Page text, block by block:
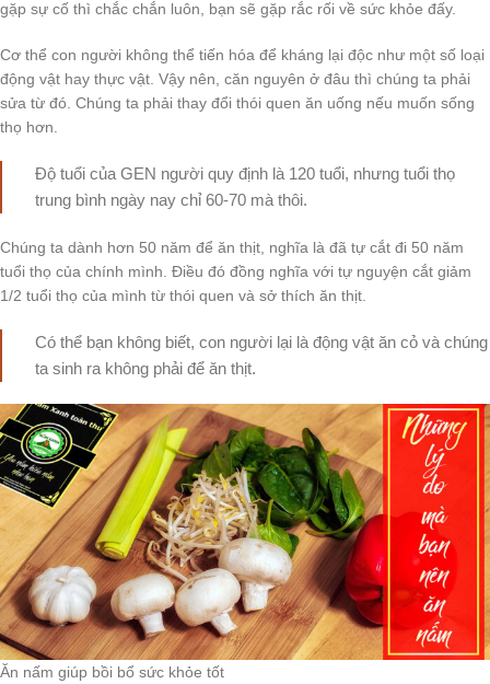
gặp sự cố thì chắc chắn luôn, bạn sẽ gặp rắc rối về sức khỏe đấy.
Cơ thể con người không thể tiến hóa để kháng lại độc như một số loại
động vật hay thực vật. Vậy nên, căn nguyên ở đâu thì chúng ta phải
sửa từ đó. Chúng ta phải thay đổi thói quen ăn uống nếu muốn sống
thọ hơn.
Độ tuổi của GEN người quy định là 120 tuổi, nhưng tuổi thọ
trung bình ngày nay chỉ 60-70 mà thôi.
Chúng ta dành hơn 50 năm để ăn thịt, nghĩa là đã tự cắt đi 50 năm
tuổi thọ của chính mình. Điều đó đồng nghĩa với tự nguyện cắt giảm
1/2 tuổi thọ của mình từ thói quen và sở thích ăn thịt.
Có thể bạn không biết, con người lại là động vật ăn cỏ và chúng
ta sinh ra không phải để ăn thịt.
Ăn nấm giúp bồi bổ sức khỏe tốt